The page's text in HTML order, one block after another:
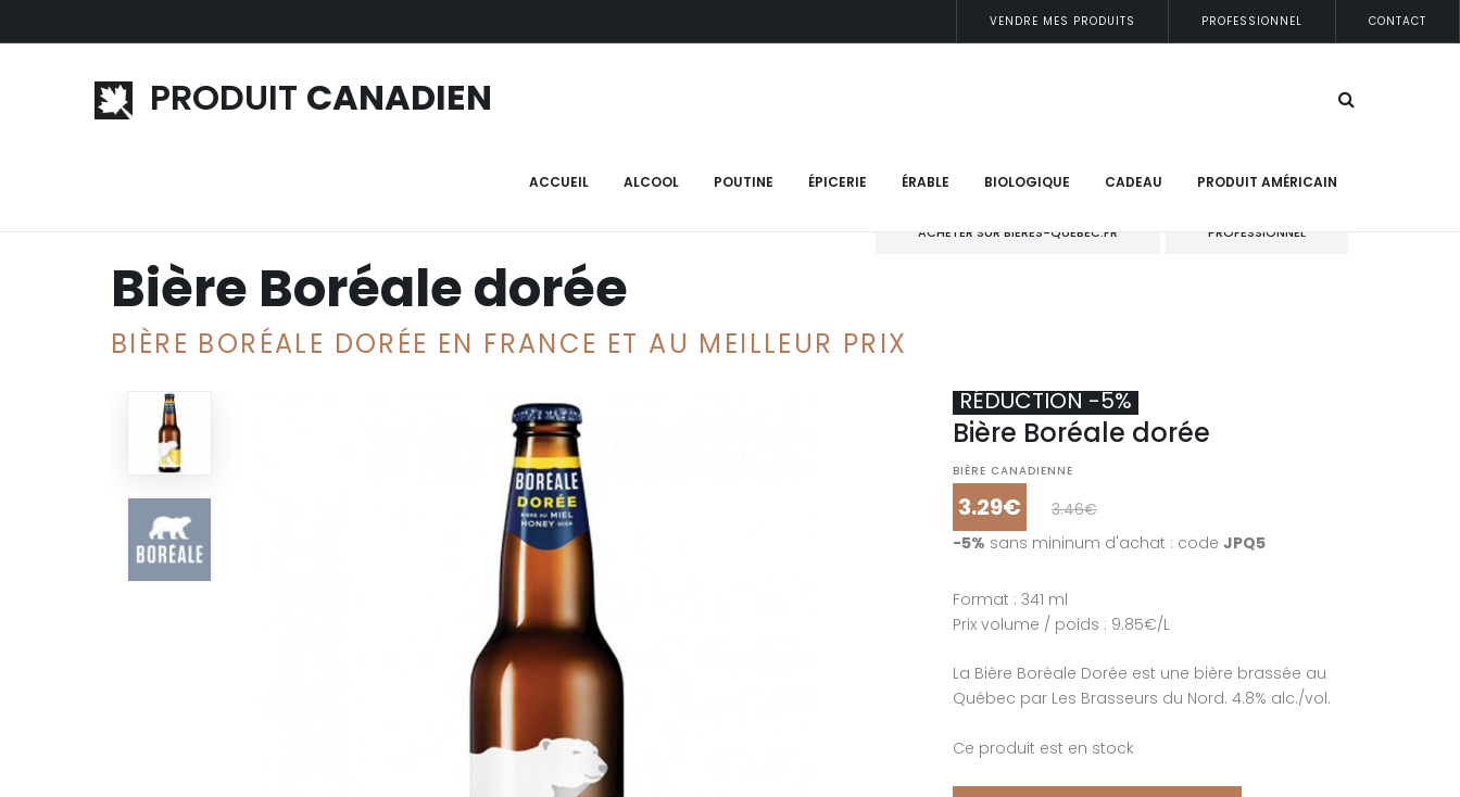
VENDRE MES PRODUITS PROFESSIONNEL CONTACT
PRODUIT CANADIEN
ACCUEIL ALCOOL POUTINE ÉPICERIE ÉRABLE BIOLOGIQUE CADEAU PRODUIT AMÉRICAIN
» Bière Boréale dorée
ACHETER SUR BIERES-QUEBEC.FR PROFESSIONNEL
Bière Boréale dorée
BIÈRE BORÉALE DORÉE EN FRANCE ET AU MEILLEUR PRIX
Bière Boréale dorée
BIÈRE CANADIENNE
3.29€
3.46€
-5% sans mininum d'achat : code JPQ5
RÉDUCTION -5%
Format : 341 ml
Prix volume / poids : 9.85€/L
La Bière Boréale Dorée est une bière brassée au
Québec par Les Brasseurs du Nord. 4.8% alc./vol.
Ce produit est en stock